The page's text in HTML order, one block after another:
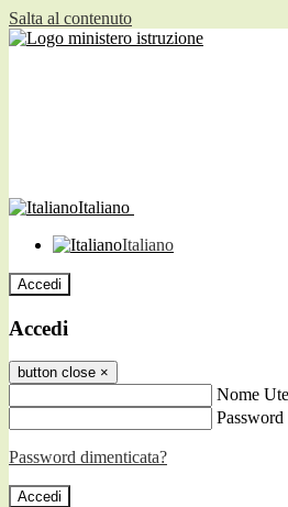
Salta al contenuto
Italiano
Italiano
Accedi
Accedi
button close ×
Nome
Password
Password dimenticata?